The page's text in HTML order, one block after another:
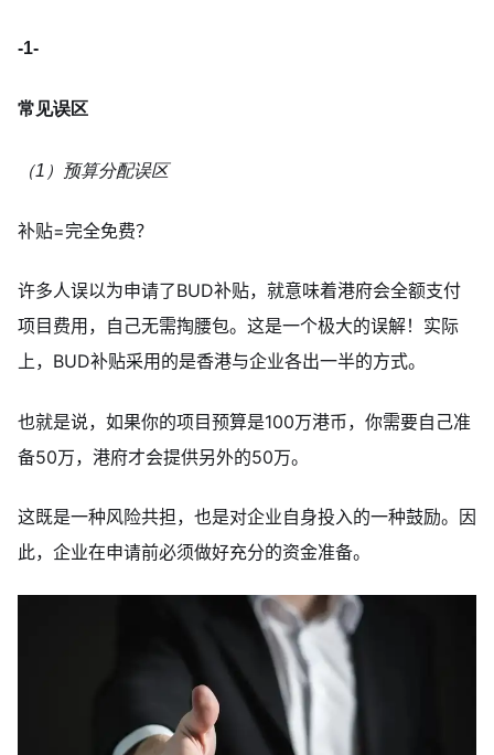
-1-
常见误区
（1）预算分配误区
补贴=完全免费？
许多人误以为申请了BUD补贴，就意味着港府会全额支付
项目费用，自己无需掏腰包。这是一个极大的误解！实际
上，BUD补贴采用的是香港与企业各出一半的方式。
也就是说，如果你的项目预算是100万港币，你需要自己准
备50万，港府才会提供另外的50万。
这既是一种风险共担，也是对企业自身投入的一种鼓励。因
此，企业在申请前必须做好充分的资金准备。